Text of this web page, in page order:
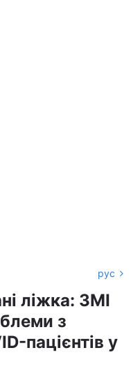
рус
ліжка: ЗМІ
з
пацієнтів у